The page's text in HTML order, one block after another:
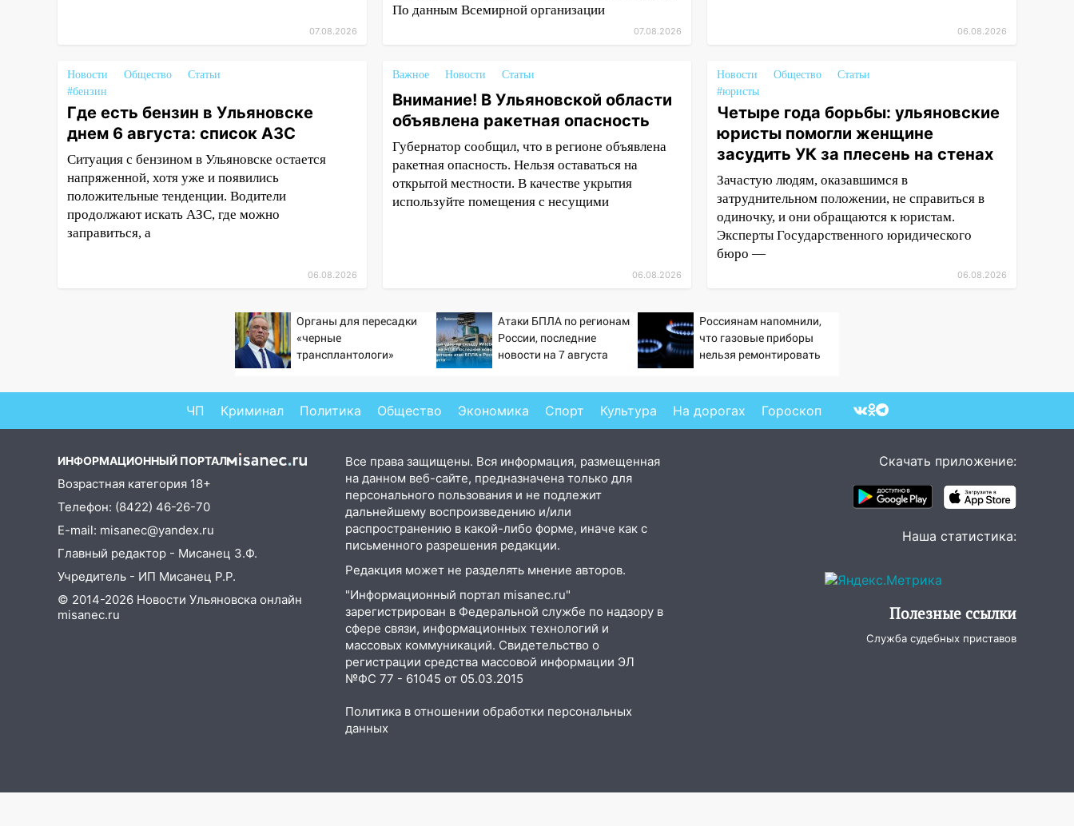
20:04
Ульяновцев приглашают
на забег, посвящённый Дню
воздушного флота России
19:12 В Ульяновской области
руководителя частной
компании наказали за сокрытие
прошлого своего сотрудник
18:02 В Ульяновск едут звезды
баскетбола!
«УльяновскФармации» за
махинации на 3,2 млн рублей
Ветераны легкой
атлетики из Ульяновска
успешно выступили на
Чемпионате России
16:02 В Ульяновской области
убрали более 28% площадей
зерновых и зернобобовых
культур
15:51 Бросила кирпич в жену
брата: в Ульяновской области
завели дело на агрессивную
женщину
15:47 На улице Радищева
07.08.2026
По данным Всемирной организации
07.08.2026 06.08.2026
Новости Общество
Статьи
#бензин
Где есть бензин в Ульяновске
днем 6 августа: список АЗС
Ситуация с бензином в Ульяновске остается
напряженной, хотя уже и появились
положительные тенденции. Водители
продолжают искать АЗС, где можно
заправиться, а
06.08.2026
Важное Новости Статьи
Внимание! В Ульяновской области
объявлена ракетная опасность
Губернатор сообщил, что в регионе объявлена
ракетная опасность. Нельзя оставаться на
открытой местности. В качестве укрытия
используйте помещения с несущими
06.08.2026
Новости Общество
Статьи
#юристы
Четыре года борьбы: ульяновские
юристы помогли женщине
засудить УК за плесень на стенах
Зачастую людям, оказавшимся в
затруднительном положении, не справиться в
одиночку, и они обращаются к юристам.
Эксперты Государственного юридического
бюро —
06.08.2026
Органы для пересадки
«черные
трансплантологи»
Атаки БПЛА по регионам
России, последние
новости на 7 августа
состояние пострадавших
Россиянам напомнили,
что газовые приборы
нельзя ремонтировать
ЧП Криминал Политика Общество Экономика Спорт Культура На дорогах Гороскоп
ИНФОРМАЦИОННЫЙ ПОРТАЛ
Возрастная категория 18+
Телефон: (8422) 46-26-70
E-mail: misanec@yandex.ru
Главный редактор - Мисанец З.Ф.
Учредитель - ИП Мисанец Р.Р.
© 2014-2026 Новости Ульяновска онлайн
misanec.ru
Все права защищены. Вся информация, размещенная
на данном веб-сайте, предназначена только для
персонального пользования и не подлежит
дальнейшему воспроизведению и/или
распространению в какой-либо форме, иначе как с
письменного разрешения редакции.
Редакция может не разделять мнение авторов.
"Информационный портал misanec.ru"
зарегистрирован в Федеральной службе по надзору в
сфере связи, информационных технологий и
массовых коммуникаций. Свидетельство о
регистрации средства массовой информации ЭЛ
№ФС 77 - 61045 от 05.03.2015
Политика в отношении обработки персональных
данных
Скачать приложение:
Наша статистика:
Полезные ссылки
Служба судебных приставов